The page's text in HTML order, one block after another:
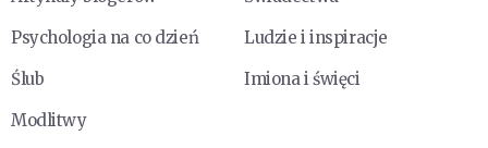
Psychologia na co dzień
Ludzie i inspiracje
Ślub
Imiona i święci
Modlitwy